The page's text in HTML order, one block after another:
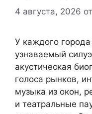
4 августа, 2026 от
У каждого города
узнаваемый
акустическая
голоса рынков,
музыка из окон,
и театральные